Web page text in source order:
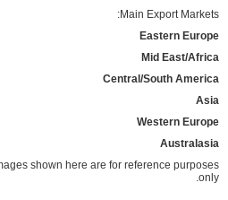
Main Export Markets:
Eastern Europe
Mid East/Africa
Central/South America
Asia
Western Europe
Australasia
shown here are for reference purposes
only.